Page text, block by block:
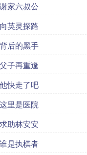
家六叔公
英灵探路
后的黑手
子再重逢
快走了吧
里是医院
助林安安
是执棋者